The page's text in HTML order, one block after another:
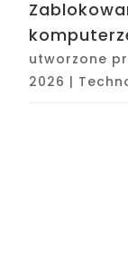
utworzone
2026 |